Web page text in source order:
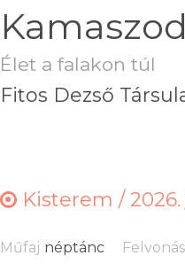
Élet a falakon túl
Fitos Dezső
Kisterem /2026.
Műfaj néptánc